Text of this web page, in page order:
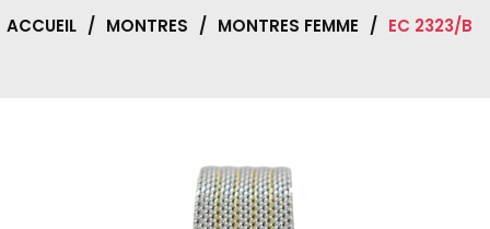
ACCUEIL / MONTRES / MONTRES FEMME / EC 2323/B